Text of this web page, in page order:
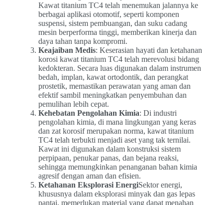
Kawat titanium TC4 telah menemukan jalannya ke
berbagai aplikasi otomotif, seperti komponen
suspensi, sistem pembuangan, dan suku cadang
mesin berperforma tinggi, memberikan kinerja dan
daya tahan tanpa kompromi.
Keajaiban Medis: Keserasian hayati dan ketahanan
korosi kawat titanium TC4 telah merevolusi bidang
kedokteran. Secara luas digunakan dalam instrumen
bedah, implan, kawat ortodontik, dan perangkat
prostetik, memastikan perawatan yang aman dan
efektif sambil meningkatkan penyembuhan dan
pemulihan lebih cepat.
Kehebatan Pengolahan Kimia: Di industri
pengolahan kimia, di mana lingkungan yang keras
dan zat korosif merupakan norma, kawat titanium
TC4 telah terbukti menjadi aset yang tak ternilai.
Kawat ini digunakan dalam konstruksi sistem
perpipaan, penukar panas, dan bejana reaksi,
sehingga memungkinkan penanganan bahan kimia
agresif dengan aman dan efisien.
Ketahanan Eksplorasi EnergiSektor energi,
khususnya dalam eksplorasi minyak dan gas lepas
pantai, memerlukan material yang dapat menahan